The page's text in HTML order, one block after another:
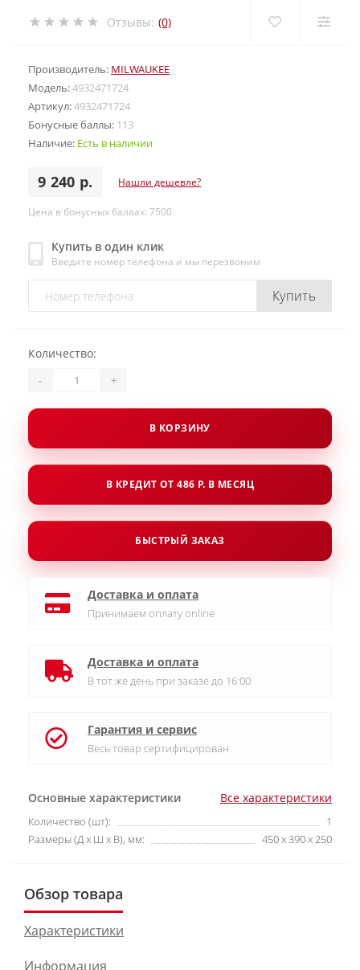
Отзывы: (0)
Производитель: MILWAUKEE
Модель:4932471724
Артикул:4932471724
Бонусные баллы: 113
Наличие: Есть в наличии
9 240 р. Нашли дешевле?
Цена в бонусных баллах: 7500
Купить в один клик
Введите номер телефона и мы перезвоним
Купить
Основные характеристики Все характеристики
Количество (шт):
1
Размеры (Д х Ш х В), мм:
450 х 390 х 250
Количество:
- +
В КОРЗИНУ
В КРЕДИТ ОТ 486 Р. В МЕСЯЦ
БЫСТРЫЙ ЗАКАЗ
Доставка и оплата
Принимаем оплату online
Доставка и оплата
В тот же день при заказе до 16:00
Гарантия и сервис
Весь товар сертифицирован
Обзор товара
Характеристики
Информация